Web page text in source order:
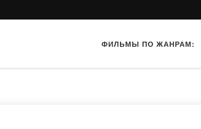
ФИЛЬМЫ ПО ЖАНРАМ: